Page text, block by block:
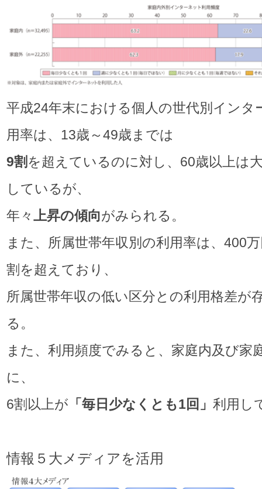
平成24年末における個人の世代別インタ
用率は、13歳～49歳までは
9割 を超えているのに対し、60歳以上は
しているが、
年々上昇の傾向がみられる。
また、所属世帯年収別の利用率は、400
割を超えており、
所属世帯年収の低い区分との利用格差が
る。
また、利用頻度でみると、家庭内及び家
に、
6割以上が 「毎日少なくとも1回」 利用し
情報５大メディアを活用